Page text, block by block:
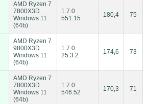
AMD Ryzen 7
7800X3D
Windows 11
(64b)
1.7.0
551.15
180,4 75
AMD Ryzen 7
9800X3D
Windows 11
(64b)
1.7.0
25.3.2
174,6 73
AMD Ryzen 7
7800X3D
Windows 11
(64b)
1.7.0
546.52
170,3 71